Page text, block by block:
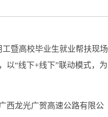
暨高校毕业生就业帮扶现场
以“线下+线下”联动模式，为
西龙光广贺高速公路有限公